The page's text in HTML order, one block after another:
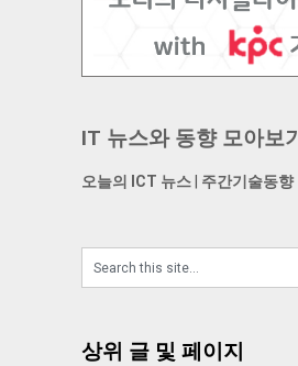
IT 뉴스와 동향 모아보기
오늘의 ICT 뉴스| 주간기술동향
상위 글 및 페이지